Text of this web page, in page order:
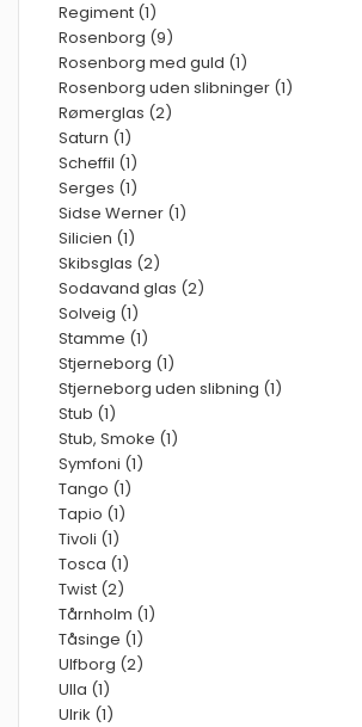
Regiment (1)
Rosenborg (9)
Rosenborg med guld (1)
Rosenborg uden slibninger (1)
Rømerglas (2)
Saturn (1)
Scheffil (1)
Serges (1)
Sidse Werner (1)
Silicien (1)
Skibsglas (2)
Sodavand glas (2)
Solveig (1)
Stamme (1)
Stjerneborg (1)
Stjerneborg uden slibning (1)
Stub (1)
Stub, Smoke (1)
Symfoni (1)
Tango (1)
Tapio (1)
Tivoli (1)
Tosca (1)
Twist (2)
Tårnholm (1)
Tåsinge (1)
Ulfborg (2)
Ulla (1)
Ulrik (1)